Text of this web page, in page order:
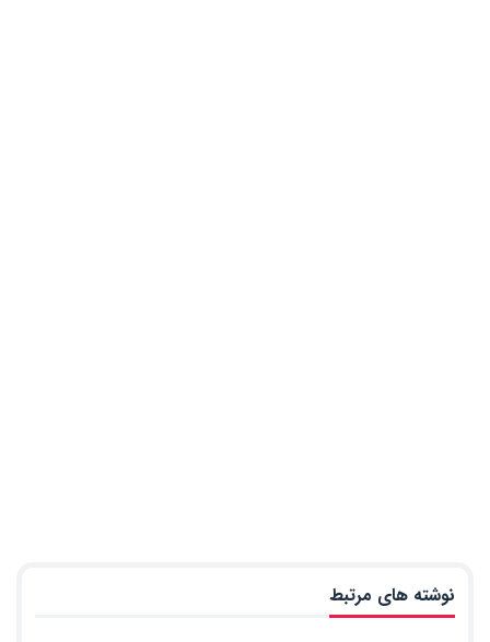
نوشته های مرتبط